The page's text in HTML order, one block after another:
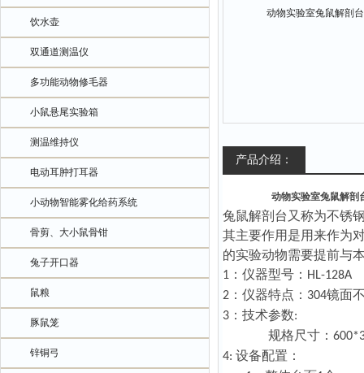
饮水壶
双通道测温仪
多功能动物修毛器
小鼠悬尾实验箱
测温维持仪
电动耳肿打耳器
小动物智能雾化给药系统
骨剪、大小鼠骨钳
兔子开口器
鼠粮
豚鼠笼
锌铜弓
产品介绍：
动物实验室兔鼠解剖
兔鼠解剖台又称为不锈
其主要作用是用来作为
的实验动物需要提前与
1 ：仪器型号： HL-128A
2 ：仪器特点： 304镜面
3 ：技术参数:
规格尺寸：
4: 设备配置：